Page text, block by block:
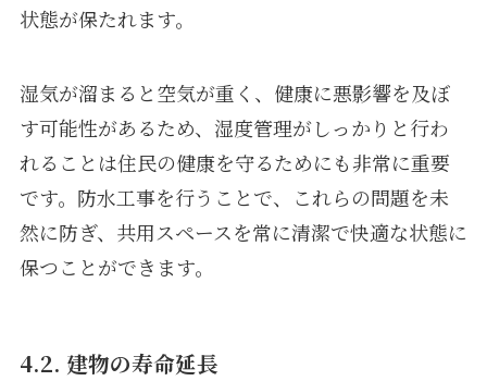
状態が保たれます。
湿気が溜まると空気が重く、健康に悪影響を及ぼ
す可能性があるため、湿度管理がしっかりと行わ
れることは住民の健康を守るためにも非常に重要
です。防水工事を行うことで、これらの問題を未
然に防ぎ、共用スペースを常に清潔で快適な状態に
保つことができます。
4.2. 建物の寿命延長